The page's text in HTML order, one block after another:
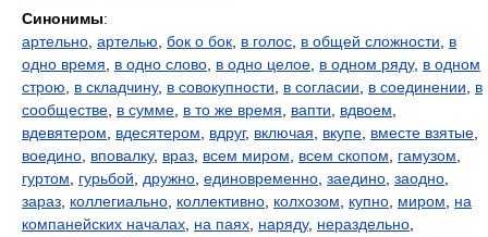
Синонимы:
артельно артелью бок о бок в голос в общей сложности
в
одно время
в одно слово в одно целое в одном ряду, в одном
строю
в складчину, в совокупности в согласии в соединении
в
сообществе в сумме в то же время вапти вдвоем
вдевятером
вдесятером вдруг, включая вкупе вместе взятые
воедино вповалку, враз всем миром всем скопом гамузом
гуртом
гурьбой дружно единовременно заедино заодно
зараз коллегиально коллективно колхозом купно миром
на
компанейских началах на паях наряду, нераздельно